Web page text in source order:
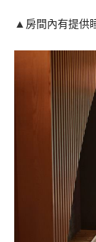
▲ 房間內有提供